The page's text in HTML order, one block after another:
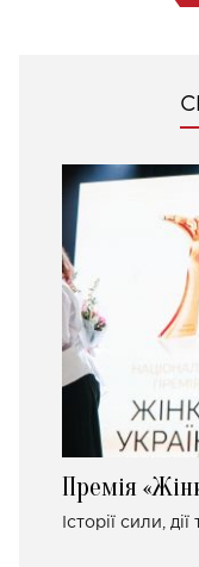
Премія
Історії сили,